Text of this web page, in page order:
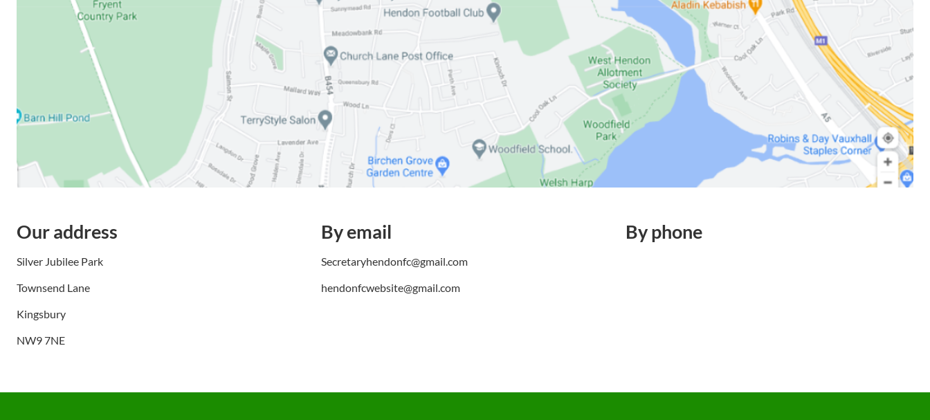
Our address
Silver Jubilee Park
Townsend Lane
Kingsbury
NW9 7NE
By email
Secretaryhendonfc@gmail.com
hendonfcwebsite@gmail.com
By phone